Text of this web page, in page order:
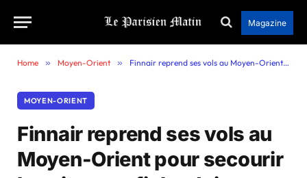
Magazine
Home » Moyen-Orient » Finnair reprend ses vols au Moyen-Orient pour secourir les citoyens finlandais bloqués à Dubaï 2026
MOYEN-ORIENT
Finnair reprend ses vols au
Moyen-Orient pour secourir